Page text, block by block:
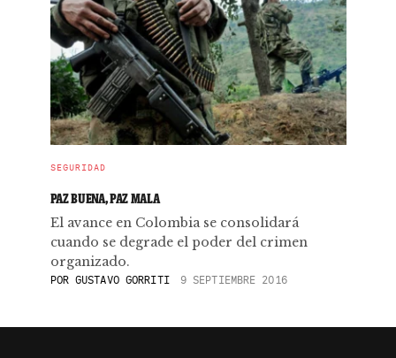
SEGURIDAD
PAZ BUENA, PAZ MALA
El avance en Colombia se consolidará
cuando se degrade el poder del crimen
organizado.
POR GUSTAVO GORRITI 9 SEPTIEMBRE 2016